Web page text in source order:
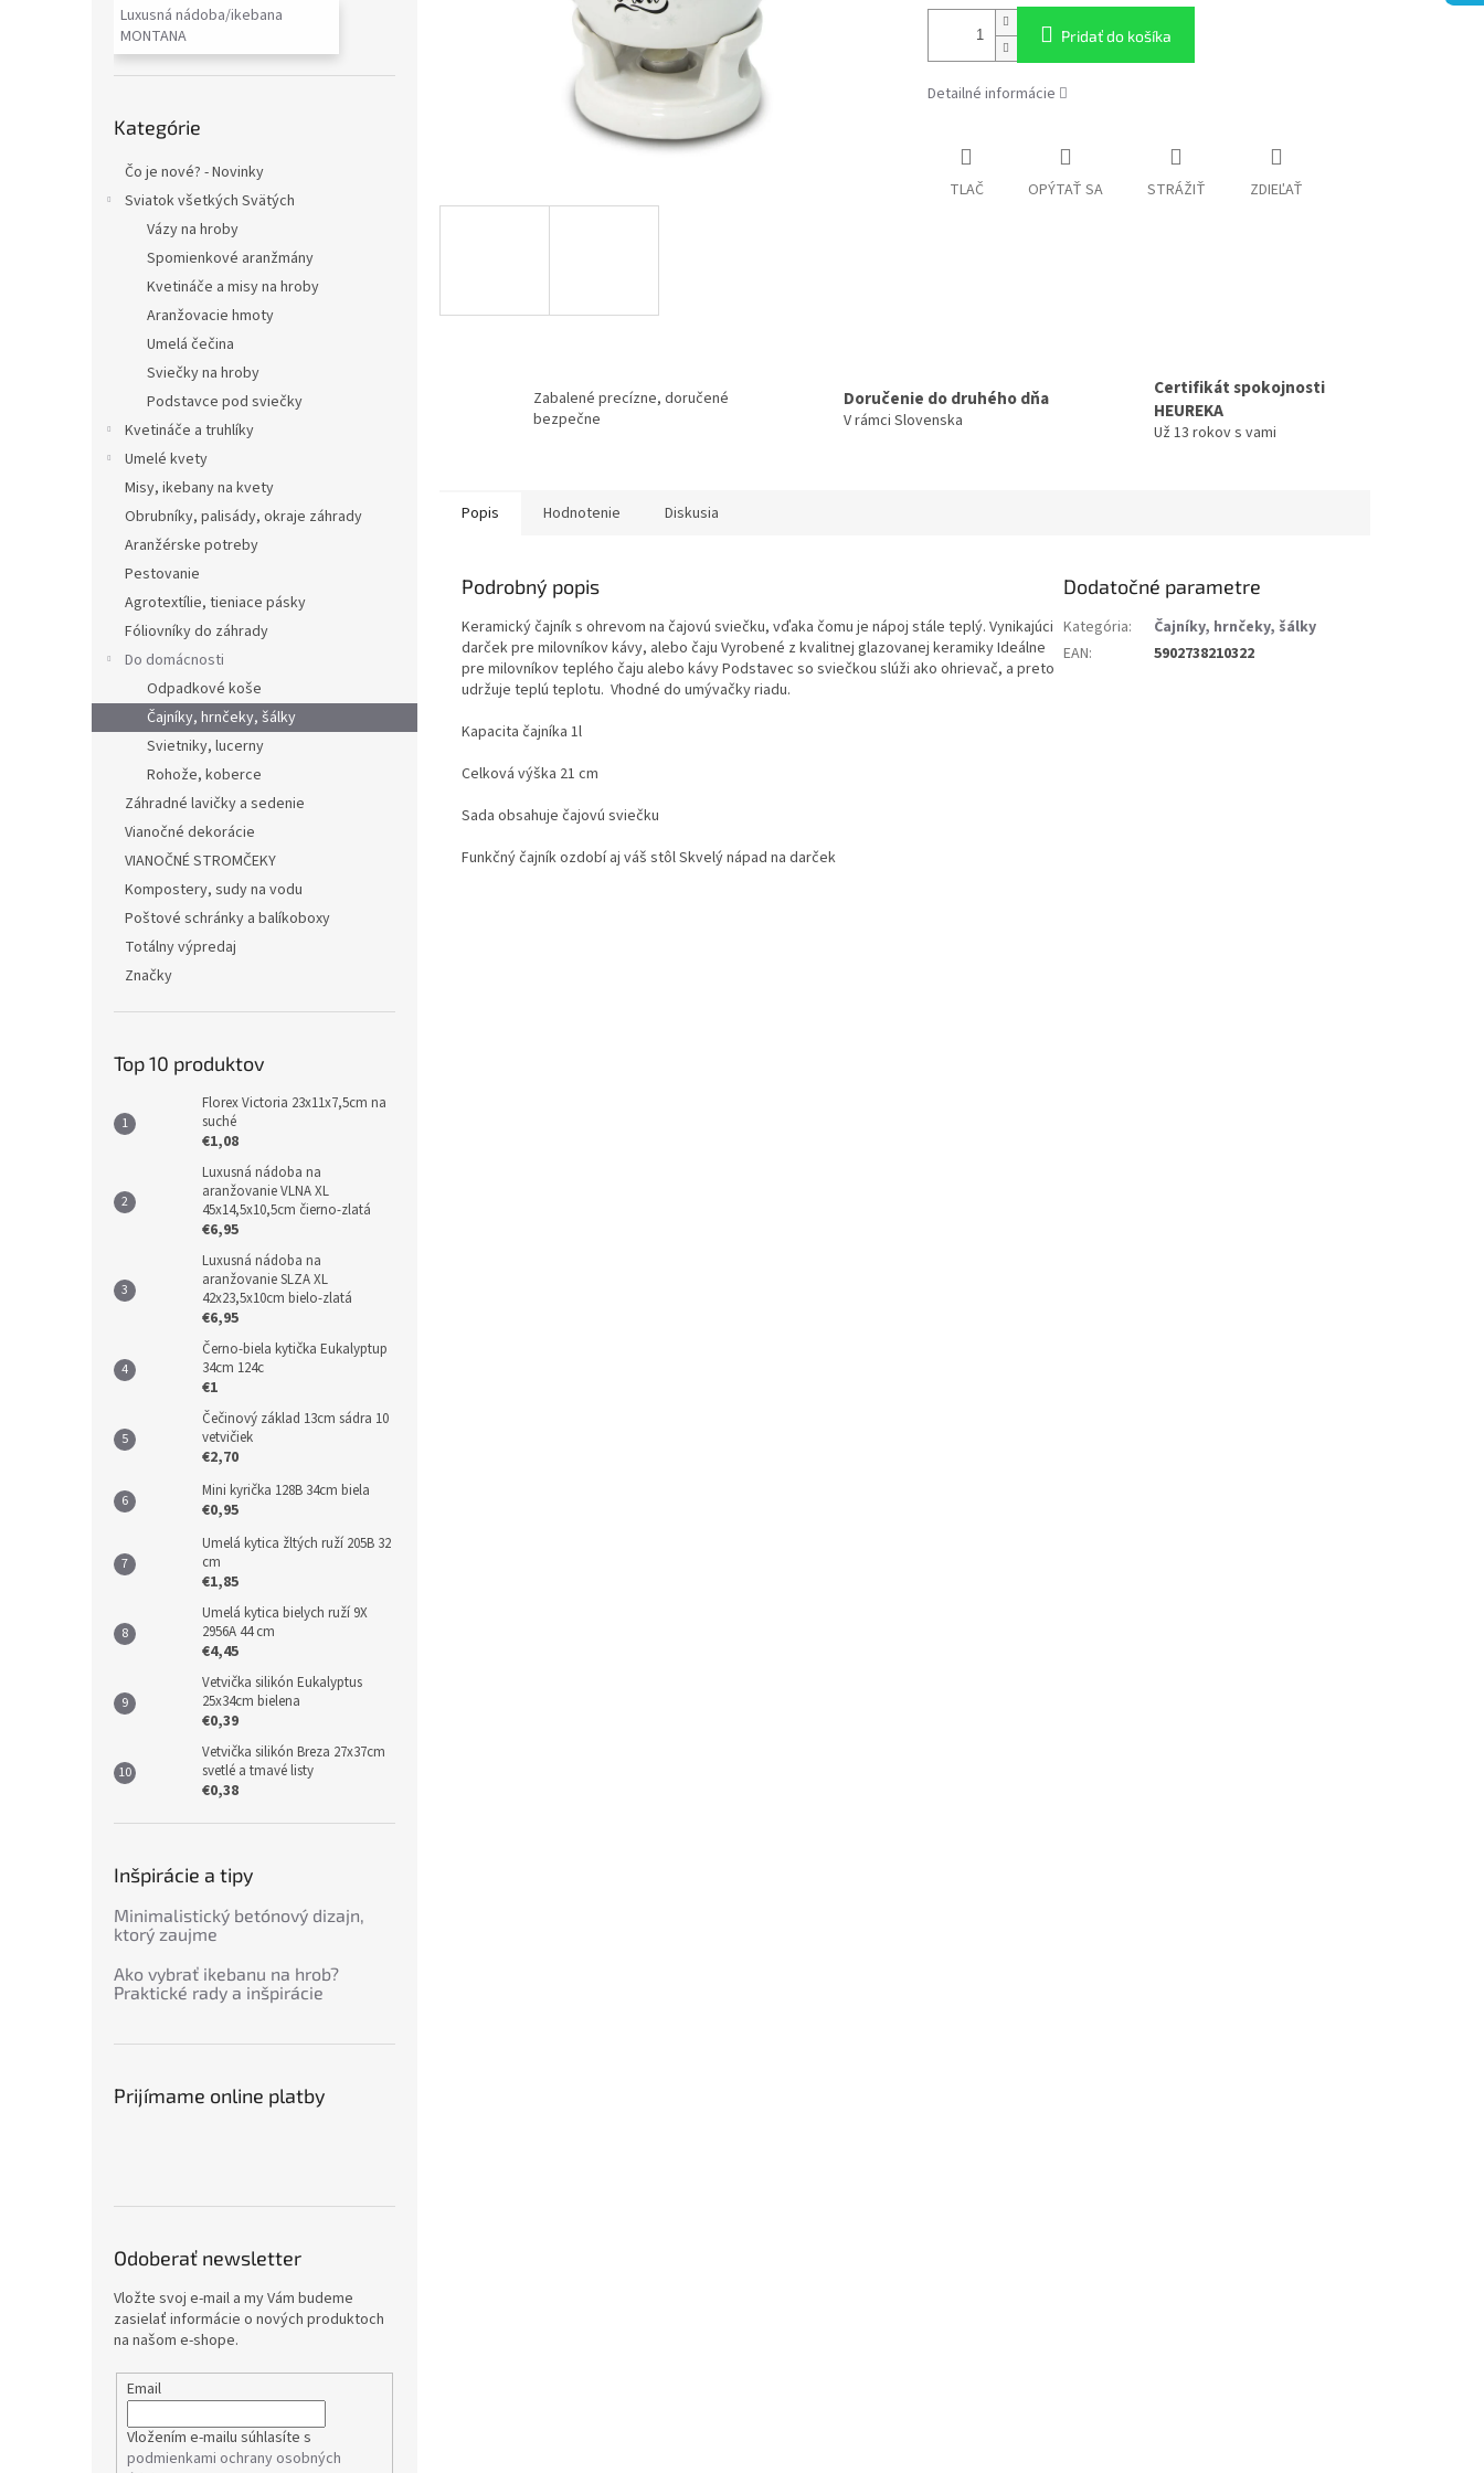
Luxusná nádoba/ikebana
MONTANA
kategórie
Kategórie
Čo je nové? - Novinky
Sviatok všetkých Svätých
Vázy na hroby
Spomienkové aranžmány
Kvetináče a misy na hroby
Aranžovacie hmoty
Umelá čečina
Sviečky na hroby
Podstavce pod sviečky
Kvetináče a truhlíky
Umelé kvety
Misy, ikebany na kvety
Obrubníky, palisády, okraje záhrady
Aranžérske potreby
Pestovanie
Agrotextílie, tieniace pásky
Fóliovníky do záhrady
Do domácnosti
Odpadkové koše
Čajníky, hrnčeky, šálky
Svietniky, lucerny
Rohože, koberce
Záhradné lavičky a sedenie
Vianočné dekorácie
VIANOČNÉ STROMČEKY
Kompostery, sudy na vodu
Poštové schránky a balíkoboxy
Totálny výpredaj
Značky
Top 10 produktov
Florex Victoria 23x11x7,5cm na
suché
€1,08
Luxusná nádoba na
aranžovanie VLNA XL
45x14,5x10,5cm čierno-zlatá
€6,95
Luxusná nádoba na
aranžovanie SLZA XL
42x23,5x10cm bielo-zlatá
€6,95
Černo-biela kytička Eukalyptup
34cm 124c
€1
Čečinový základ 13cm sádra 10
vetvičiek
€2,70
Mini kyrička 128B 34cm biela
€0,95
Umelá kytica žltých ruží 205B 32
cm
€1,85
Umelá kytica bielych ruží 9X
2956A 44 cm
€4,45
Vetvička silikón Eukalyptus
25x34cm bielena
€0,39
Vetvička silikón Breza 27x37cm
svetlé a tmavé listy
€0,38
Inšpirácie a tipy
Minimalistický betónový dizajn,
ktorý zaujme
Ako vybrať ikebanu na hrob?
Praktické rady a inšpirácie
Prijímame online platby
Odoberať newsletter
Vložte svoj e-mail a my Vám budeme
zasielať informácie o nových produktoch
na našom e-shope.
Email
Vložením e-mailu súhlasíte s
podmienkami ochrany osobných
Pridať do košíka
Detailné informácie
TLAČ OPÝTAŤ SA STRÁŽIŤ ZDIEĽAŤ
Zabalené precízne, doručené
bezpečne
Doručenie do druhého dňa
V rámci Slovenska
Certifikát spokojnosti
HEUREKA
Už 13 rokov s vami
Popis Hodnotenie Diskusia
Podrobný popis
Keramický čajník s ohrevom na čajovú sviečku, vďaka čomu je nápoj stále teplý. Vynikajúci
darček pre milovníkov kávy, alebo čaju Vyrobené z kvalitnej glazovanej keramiky Ideálne
pre milovníkov teplého čaju alebo kávy Podstavec so sviečkou slúži ako ohrievač, a preto
udržuje teplú teplotu. Vhodné do umývačky riadu.
Kapacita čajníka 1l
Celková výška 21 cm
Sada obsahuje čajovú sviečku
Funkčný čajník ozdobí aj váš stôl Skvelý nápad na darček
Dodatočné parametre
Kategória:
Čajníky, hrnčeky, šálky
EAN: 5902738210322